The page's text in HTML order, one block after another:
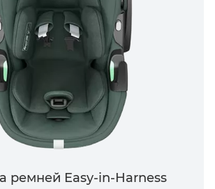
ремней Easy-in-Harness